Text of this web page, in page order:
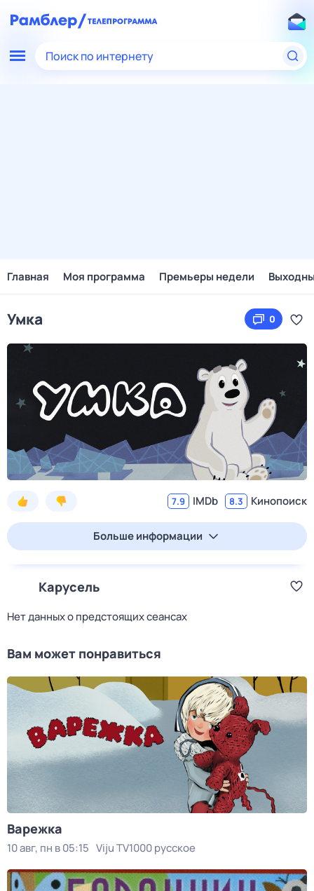
Поиск по интернету
Главная Моя программа Премьеры недели
Умка 0
7.9 IMDb 8.3 Кинопоиск
Больше информации
Карусель
Нет данных о предстоящих сеансах
Вам может понравиться
Варежка
10 авг, пн в 05:15 Viju TV1000 русское